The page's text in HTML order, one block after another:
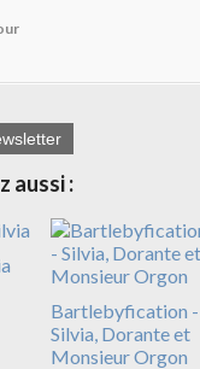
aussi :
Bartlebyfication -
Silvia, Dorante et
Monsieur Orgon